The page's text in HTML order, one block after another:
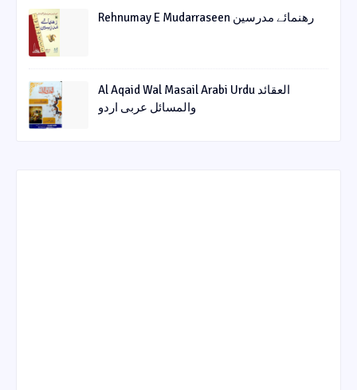
Rehnumay E Mudarraseen رهنمائے مدرسین
Al Aqaid Wal Masail Arabi Urdu العقائد
والمسائل عربی اردو